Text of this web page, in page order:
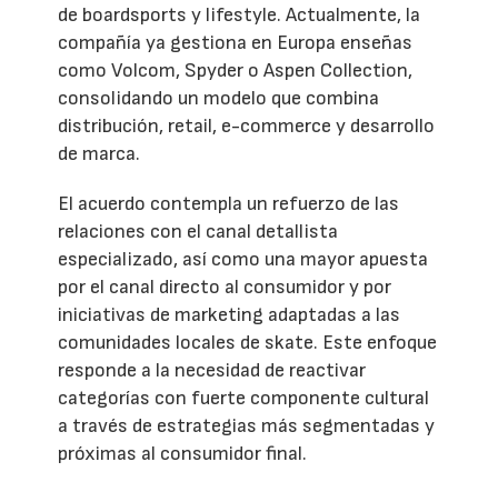
de boardsports y lifestyle. Actualmente, la
compañía ya gestiona en Europa enseñas
como Volcom, Spyder o Aspen Collection,
consolidando un modelo que combina
distribución, retail, e-commerce y desarrollo
de marca.
El acuerdo contempla un refuerzo de las
relaciones con el canal detallista
especializado, así como una mayor apuesta
por el canal directo al consumidor y por
iniciativas de marketing adaptadas a las
comunidades locales de skate. Este enfoque
responde a la necesidad de reactivar
categorías con fuerte componente cultural
a través de estrategias más segmentadas y
próximas al consumidor final.